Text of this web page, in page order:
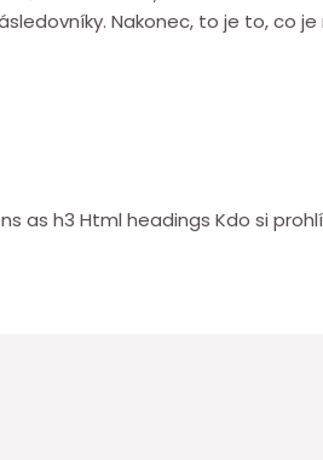
Nakonec, to je to, co je
as h3 Html headings Kdo si